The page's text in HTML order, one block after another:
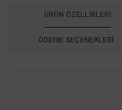
ÜRÜN ÖZELLIKLERI
ÖDEME SEÇENEKLERI